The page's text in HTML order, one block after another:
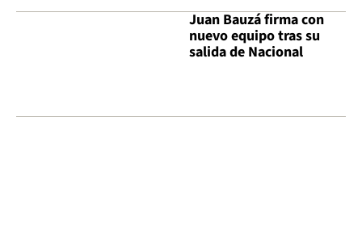
Juan Bauzá firma con
nuevo equipo tras su
salida de Nacional